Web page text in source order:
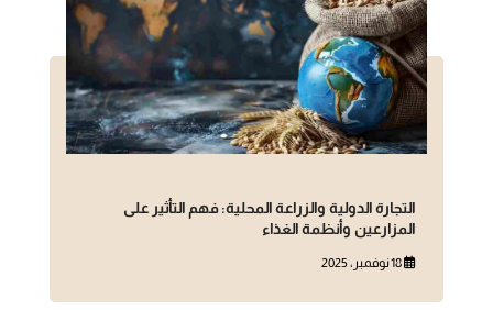
التجارة الدولية والزراعة المحلية: فهم التأثير على
المزارعين وأنظمة الغذاء